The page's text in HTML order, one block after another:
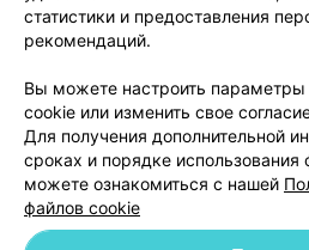
Написать
Персональные
Обработка
статистики и предоставления
рекомендаций.
Вы можете настроить параметры
cookie или изменить свое
Для получения дополнительной
сроках и порядке
можете ознакомиться с нашей
файлов cookie